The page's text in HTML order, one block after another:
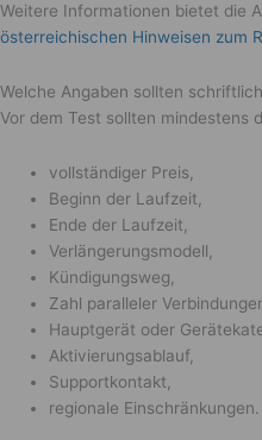
Weitere Informationen bietet die
österreichischen Hinweisen zum
Welche Angaben sollten
Vor dem Test sollten mindestens
vollständiger Preis,
Beginn der Laufzeit,
Ende der Laufzeit,
Verlängerungsmodell,
Kündigungsweg,
Zahl paralleler
Hauptgerät oder
Aktivierungsablauf,
Supportkontakt,
regionale Einschränkungen.